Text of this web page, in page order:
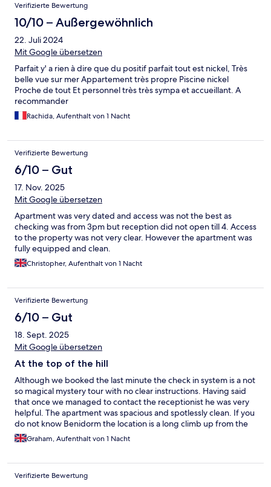
Verifizierte Bewertung
10/10 – Außergewöhnlich
22. Juli 2024
Mit Google übersetzen
Parfait y' a rien à dire que du positif parfait tout est nickel, Très
belle vue sur mer Appartement très propre Piscine nickel
Proche de tout Et personnel très très sympa et accueillant. A
recommander
Rachida, Aufenthalt von 1 Nacht
Verifizierte Bewertung
6/10 – Gut
17. Nov. 2025
Mit Google übersetzen
Apartment was very dated and access was not the best as
checking was from 3pm but reception did not open till 4. Access
to the property was not very clear. However the apartment was
fully equipped and clean.
Christopher, Aufenthalt von 1 Nacht
Verifizierte Bewertung
6/10 – Gut
18. Sept. 2025
Mit Google übersetzen
At the top of the hill
Although we booked the last minute the check in system is a not
so magical mystery tour with no clear instructions. Having said
that once we managed to contact the receptionist he was very
helpful. The apartment was spacious and spotlessly clean. If you
do not know Benidorm the location is a long climb up from the
beach and certainly not for the faint hearted.
Graham, Aufenthalt von 1 Nacht
Verifizierte Bewertung